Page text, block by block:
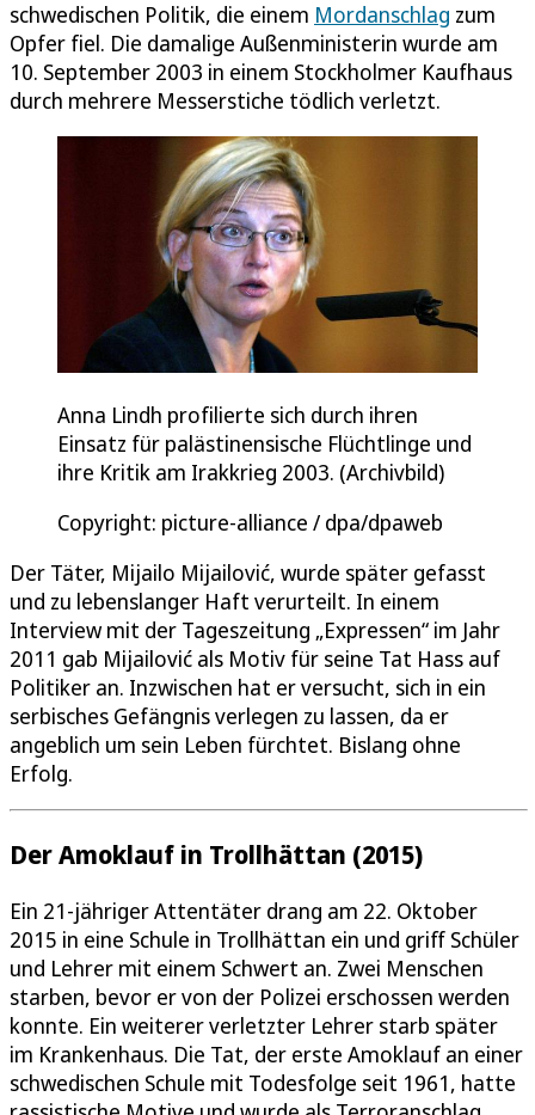
schwedischen Politik, die einem Mordanschlag zum
Opfer fiel. Die damalige Außenministerin wurde am
10. September 2003 in einem Stockholmer Kaufhaus
durch mehrere Messerstiche tödlich verletzt.
Anna Lindh profilierte sich durch ihren
Einsatz für palästinensische Flüchtlinge und
ihre Kritik am Irakkrieg 2003. (Archivbild)
Copyright: picture-alliance / dpa/dpaweb
Der Täter, Mijailo Mijailović, wurde später gefasst
und zu lebenslanger Haft verurteilt. In einem
Interview mit der Tageszeitung „Expressen“ im Jahr
2011 gab Mijailović als Motiv für seine Tat Hass auf
Politiker an. Inzwischen hat er versucht, sich in ein
serbisches Gefängnis verlegen zu lassen, da er
angeblich um sein Leben fürchtet. Bislang ohne
Erfolg.
Der Amoklauf in Trollhättan (2015)
Ein 21-jähriger Attentäter drang am 22. Oktober
2015 in eine Schule in Trollhättan ein und griff Schüler
und Lehrer mit einem Schwert an. Zwei Menschen
starben, bevor er von der Polizei erschossen werden
konnte. Ein weiterer verletzter Lehrer starb später
im Krankenhaus. Die Tat, der erste Amoklauf an einer
schwedischen Schule mit Todesfolge seit 1961, hatte